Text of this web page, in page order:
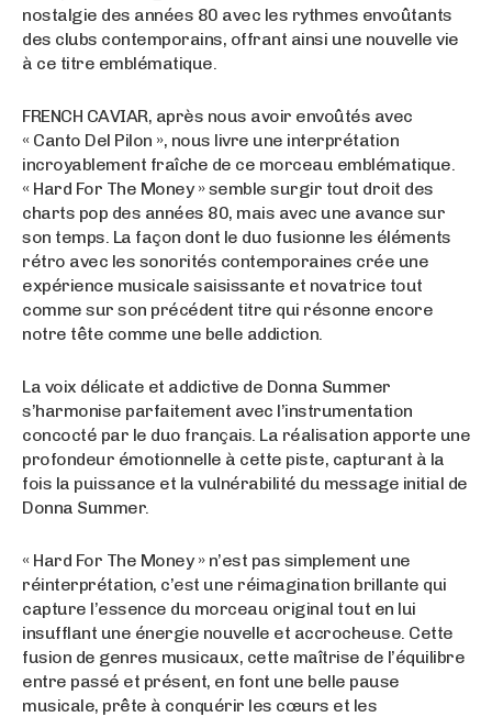
nostalgie des années 80 avec les rythmes envoûtants
des clubs contemporains, offrant ainsi une nouvelle vie
à ce titre emblématique.
FRENCH CAVIAR, après nous avoir envoûtés avec
« Canto Del Pilon », nous livre une interprétation
incroyablement fraîche de ce morceau emblématique.
« Hard For The Money » semble surgir tout droit des
charts pop des années 80, mais avec une avance sur
son temps. La façon dont le duo fusionne les éléments
rétro avec les sonorités contemporaines crée une
expérience musicale saisissante et novatrice tout
comme sur son précédent titre qui résonne encore
notre tête comme une belle addiction.
La voix délicate et addictive de Donna Summer
s’harmonise parfaitement avec l’instrumentation
concocté par le duo français. La réalisation apporte une
profondeur émotionnelle à cette piste, capturant à la
fois la puissance et la vulnérabilité du message initial de
Donna Summer.
« Hard For The Money » n’est pas simplement une
réinterprétation, c’est une réimagination brillante qui
capture l’essence du morceau original tout en lui
insufflant une énergie nouvelle et accrocheuse. Cette
fusion de genres musicaux, cette maîtrise de l’équilibre
entre passé et présent, en font une belle pause
musicale, prête à conquérir les cœurs et les